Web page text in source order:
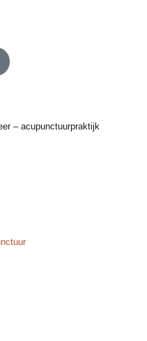
– acupunctuurpraktijk